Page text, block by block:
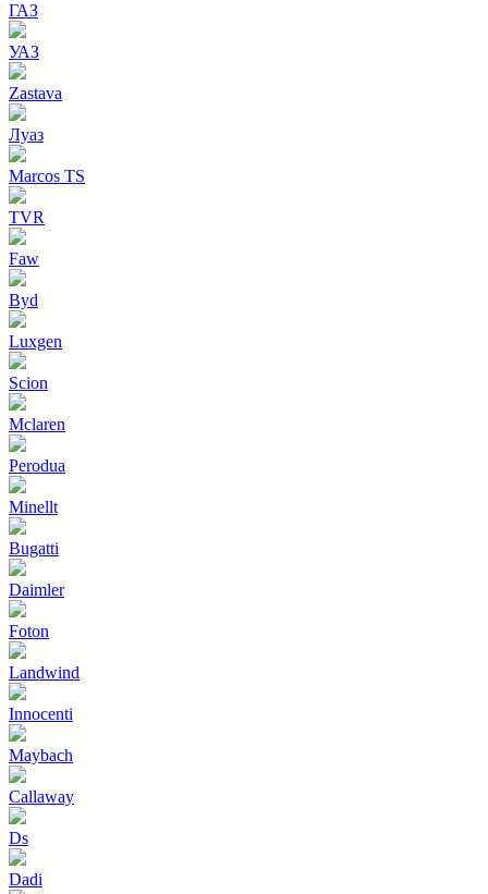
ГАЗ
УАЗ
Zastava
Луаз
Marcos TS
TVR
Faw
Byd
Luxgen
Scion
Mclaren
Perodua
Minellt
Bugatti
Daimler
Foton
Landwind
Innocenti
Maybach
Callaway
Ds
Dadi